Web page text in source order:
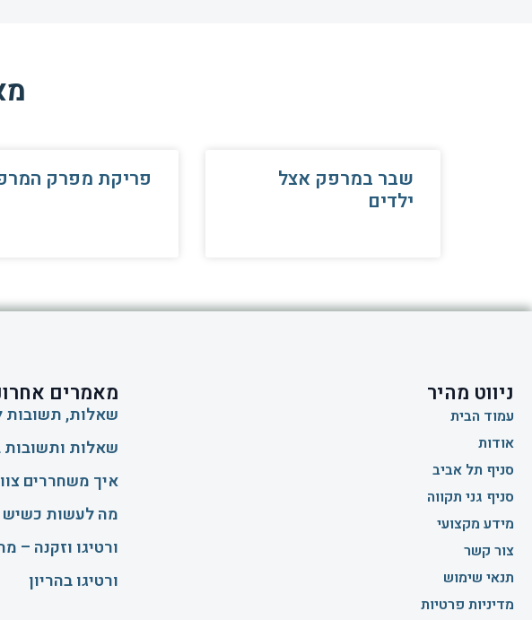
שבר במרפק אצל
ילדים
פריקת מפרק
ניווט מהיר
עמוד הבית
אודות
סניף תל אביב
סניף גני תקווה
מידע מקצועי
צור קשר
תנאי שימוש
מדיניות פרטיות
מאמרים
שאלות, תשובות
שאלות ותשובות
איך משחררים
​מה לעשות כשיש
ורטיגו וזקנה –
ורטיגו בהריון